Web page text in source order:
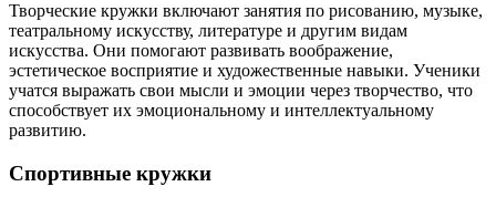
Творческие кружки включают занятия по рисованию, музыке,
театральному искусству, литературе и другим видам
искусства. Они помогают развивать воображение,
эстетическое восприятие и художественные навыки. Ученики
учатся выражать свои мысли и эмоции через творчество, что
способствует их эмоциональному и интеллектуальному
развитию.
Спортивные кружки